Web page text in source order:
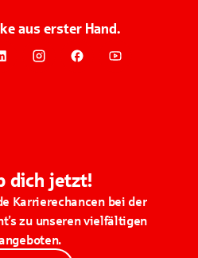
aus erster Hand.
dich jetzt!
Karrierechancen bei der
zu unseren vielfältigen